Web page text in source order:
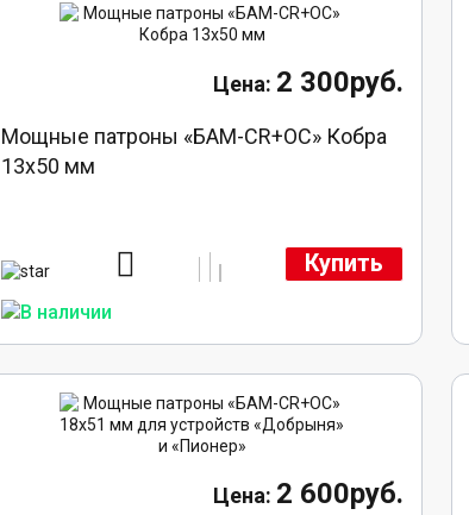
2 300руб.
Мощные патроны «БАМ-CR+ОС» Кобра
13х50 мм
Купить
2 600руб.